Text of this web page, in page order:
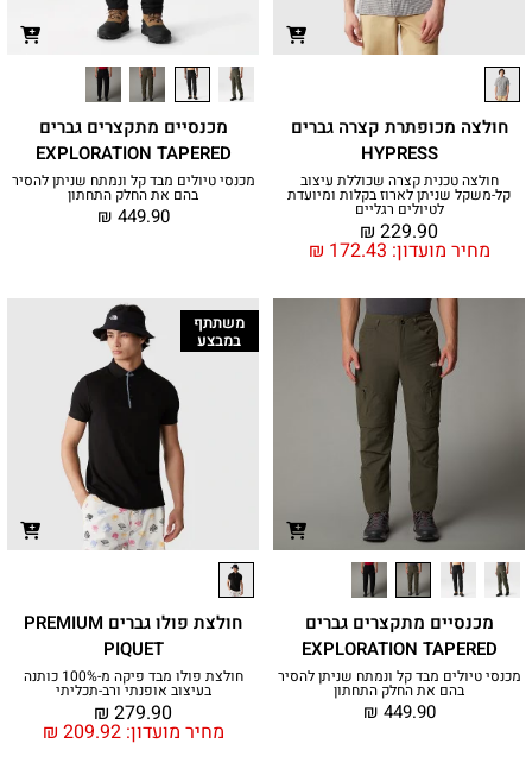
חולצה מכופתרת קצרה גברים
HYPRESS
חולצה טכנית קצרה שכוללת עיצוב
קל-משקל שניתן לארוז בקלות ומיועדת
לטיולים רגליים
מחיר מועדון: ₪ 172.43
₪ 229.90
מכנסיים מתקצרים גברים
EXPLORATION TAPERED
מכנסי טיולים מבד קל ונמתח שניתן להסיר
בהם את החלק התחתון
₪ 449.90
מכנסיים מתקצרים גברים
EXPLORATION TAPERED
מכנסי טיולים מבד קל ונמתח שניתן להסיר
בהם את החלק התחתון
₪ 449.90
משתתף
במבצע
חולצת פולו גברים PREMIUM
PIQUET
חולצת פולו מבד פיקה מ-100% כותנה
בעיצוב אופנתי ורב-תכליתי
מחיר מועדון: ₪ 209.92
₪ 279.90